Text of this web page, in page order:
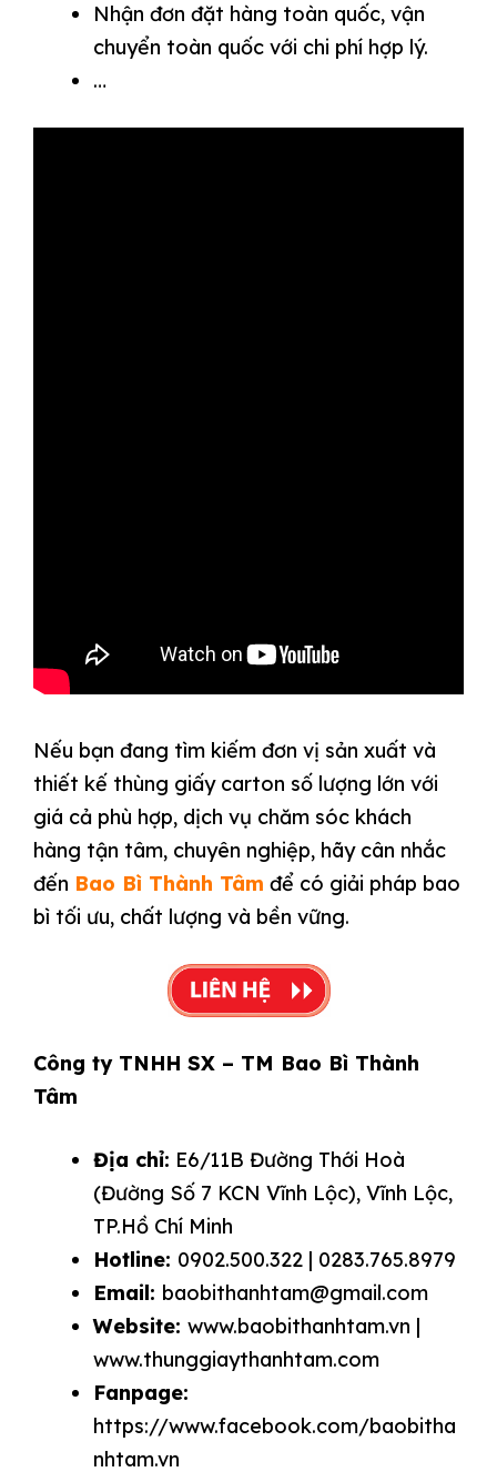
Nhận đơn đặt hàng toàn quốc, vận
chuyển toàn quốc với chi phí hợp lý.
…
Nếu bạn đang tìm kiếm đơn vị sản xuất và
thiết kế thùng giấy carton số lượng lớn với
giá cả phù hợp, dịch vụ chăm sóc khách
hàng tận tâm, chuyên nghiệp, hãy cân nhắc
đến Bao Bì Thành Tâm để có giải pháp bao
bì tối ưu, chất lượng và bền vững.
Công ty TNHH SX – TM Bao Bì Thành
Tâm
Địa chỉ: E6/11B Đường Thới Hoà
(Đường Số 7 KCN Vĩnh Lộc), Vĩnh Lộc,
TP.Hồ Chí Minh
Hotline: 0902.500.322 | 0283.765.8979
Email: baobithanhtam@gmail.com
Website: www.baobithanhtam.vn |
www.thunggiaythanhtam.com
Fanpage:
https://www.facebook.com/baobitha
nhtam.vn